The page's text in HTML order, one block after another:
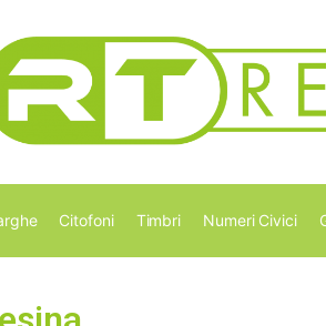
Citofoni Timbri Numeri Civici